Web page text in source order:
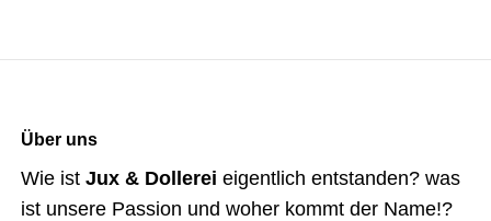
Über uns
Wie ist Jux & Dollerei eigentlich entstanden? was
ist unsere Passion und woher kommt der Name!?